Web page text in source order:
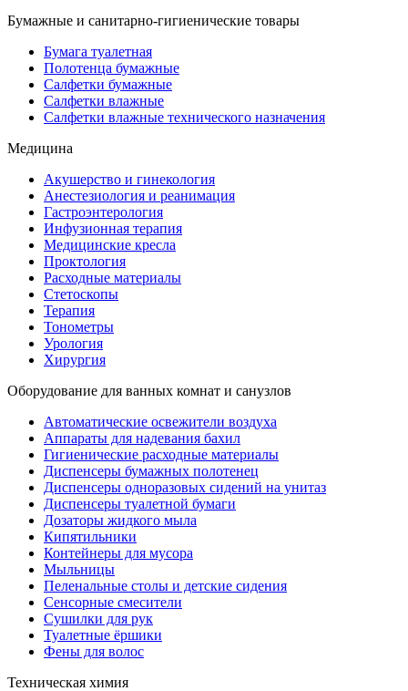
Бумажные и санитарно-гигиенические товары
Бумага туалетная
Полотенца бумажные
Салфетки бумажные
Салфетки влажные
Салфетки влажные технического назначения
Медицина
Акушерство и гинекология
Анестезиология и реанимация
Гастроэнтерология
Инфузионная терапия
Медицинские кресла
Проктология
Расходные материалы
Стетоскопы
Терапия
Тонометры
Урология
Хирургия
Оборудование для ванных комнат и санузлов
Автоматические освежители воздуха
Аппараты для надевания бахил
Гигиенические расходные материалы
Диспенсеры бумажных полотенец
Диспенсеры одноразовых сидений на унитаз
Диспенсеры туалетной бумаги
Дозаторы жидкого мыла
Кипятильники
Контейнеры для мусора
Мыльницы
Пеленальные столы и детские сидения
Сенсорные смесители
Сушилки для рук
Туалетные ёршики
Фены для волос
Техническая химия